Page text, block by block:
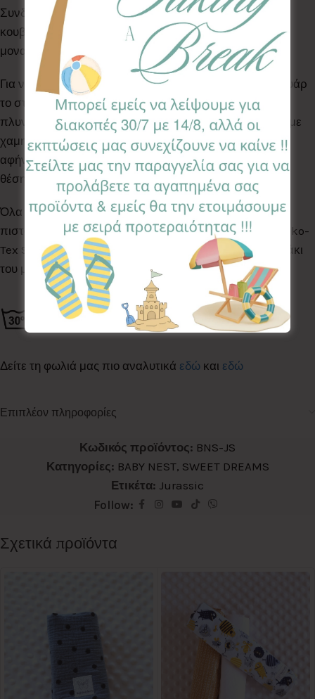
Συνδυάστε την με το μαξιλαράκι πεταλούδα και την
κουβερτούλα νεογέννητου της ίδιας σειράς για ένα
μοναδικό αποτέλεσμα.
Για να πλύνουνε τη φωλίτσα, αφαιρούμε από το φερμουάρ
το στρωματάκι, & πλένουμε την υπόλοιπη φωλιά στο
πλυντήριο ρούχων στους 30°C σε ελαφρύ πρόγραμμα με
χαμηλές στροφές. Το στρωματάκι δεν πλένεται. Την
αφήνουμε να στεγνώσει καλά και φυσικά, σε οριζόντια
θέση. Δεν μπαίνει στο στεγνωτήριο.
Όλα τα Υφάσματα της συλλογής μας είναι ελεγμένα &
πιστοποιημένα για βλαβερές ουσίες σύμφωνα με το Oeko-
Tex Standard 100, κατάλληλα για το ευαίσθητο δερματάκι
του μωρού σας.
Δείτε τη φωλιά μας πιο αναλυτικά εδώ και εδώ
Επιπλέον πληροφορίες
Κωδικός προϊόντος: BNS-JS
Κατηγορίες: BABY NEST, SWEET DREAMS
Ετικέτα: Jurassic
Follow:
Σχετικά προϊόντα